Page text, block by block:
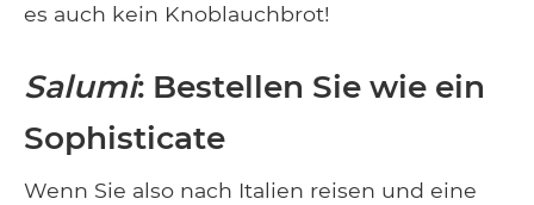
es auch kein Knoblauchbrot!
Salumi: Bestellen Sie wie ein
Sophisticate
Wenn Sie also nach Italien reisen und eine